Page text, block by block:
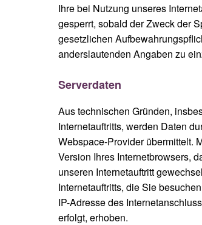
Ihre bei Nutzung unseres
gesperrt, sobald der Zweck der
gesetzlichen
anderslautenden Angaben zu
Serverdaten
Aus technischen Gründen,
Internetauftritts, werden Daten
Webspace-Provider übermittelt.
Version Ihres Internetbrowsers,
unseren Internetauftritt
Internetauftritts, die Sie
IP-Adresse des
erfolgt, erhoben.